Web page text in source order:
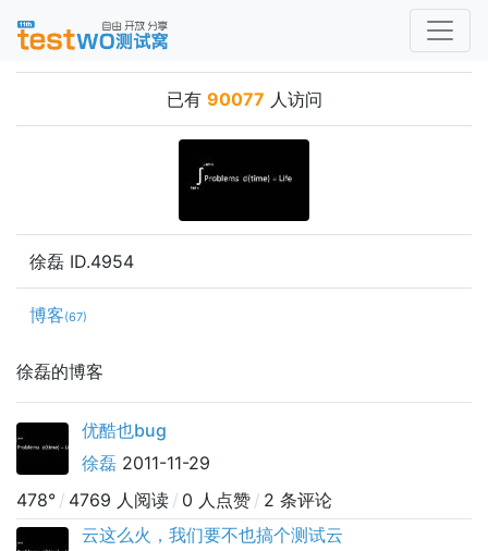
已有 90077 人访问
徐磊 ID.4954
博客(67)
徐磊的博客
优酷也bug
徐磊 2011-11-29
478° / 4769 人阅读 / 0 人点赞 / 2 条评论
云这么火，我们要不也搞个测试云